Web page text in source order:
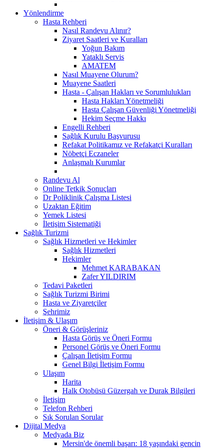
Yönlendirme
Hasta Rehberi
Nasıl Randevu Alınır?
Ziyaret Saatleri ve Kuralları
Yoğun Bakım
Yataklı Servis
AMATEM
Nasıl Muayene Olurum?
Muayene Saatleri
Hasta - Çalışan Hakları ve Sorumlulukları
Hasta Hakları Yönetmeliği
Hasta Çalışan Güvenliği Yönetmeliği
Hekim Seçme Hakkı
Engelli Rehberi
Sağlık Kurulu Başvurusu
Refakat Politikamız ve Refakatçi Kuralları
Nöbetçi Eczaneler
Anlaşmalı Kurumlar
Randevu Al
Online Tetkik Sonuçları
Dr Poliklinik Çalışma Listesi
Uzaktan Eğitim
Yemek Listesi
İletişim Sistematiği
Sağlık Turizmi
Sağlık Hizmetleri ve Hekimler
Sağlık Hizmetleri
Hekimler
Mehmet KARABAKAN
Zafer YILDIRIM
Tedavi Paketleri
Sağlık Turizmi Birimi
Hasta ve Ziyaretçiler
Şehrimiz
İletişim & Ulaşım
Öneri & Görüşleriniz
Hasta Görüş ve Öneri Formu
Personel Görüş ve Öneri Formu
Çalışan İletişim Formu
Genel Bilgi İletişim Formu
Ulaşım
Harita
Halk Otobüsü Güzergah ve Durak Bilgileri
İletişim
Telefon Rehberi
Sık Sorulan Sorular
Dijital Medya
Medyada Biz
Mersin'de önemli başarı: 18 yaşındaki gencin